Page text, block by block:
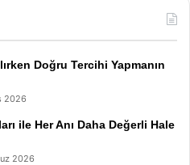
Doğru Tercihi Yapmanın
2026
ile Her Anı Daha Değerli Hale
2026